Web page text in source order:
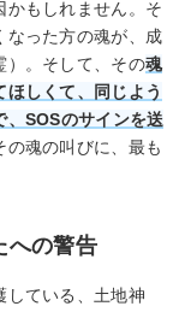
かもしれません。そ
なった方の魂が、成
）。そして、その魂
しくて、同じよう
、SOSのサインを送
魂の叫びに、最も
への警告
している、土地神